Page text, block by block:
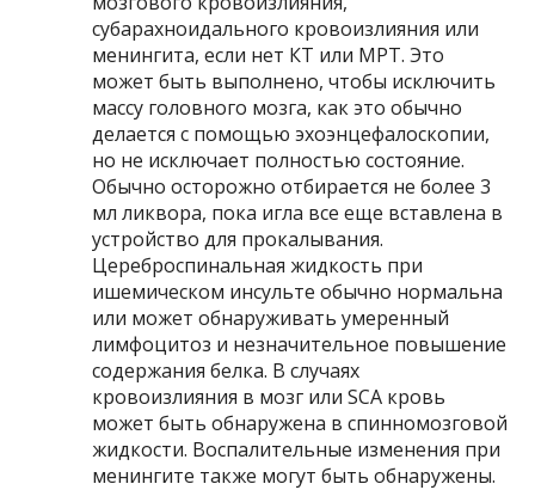
субарахноидального кровоизлияния или
менингита, если нет КТ или МРТ. Это
может быть выполнено, чтобы исключить
массу головного мозга, как это обычно
делается с помощью эхоэнцефалоскопии,
но не исключает полностью состояние.
Обычно осторожно отбирается не более 3
мл ликвора, пока игла все еще вставлена ​​в
устройство для прокалывания.
Цереброспинальная жидкость при
ишемическом инсульте обычно нормальна
или может обнаруживать умеренный
лимфоцитоз и незначительное повышение
содержания белка. В случаях
кровоизлияния в мозг или SCA кровь
может быть обнаружена в спинномозговой
жидкости. Воспалительные изменения при
менингите также могут быть обнаружены.